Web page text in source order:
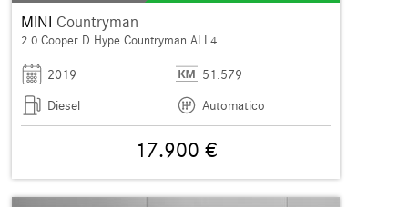
MINI Countryman
2.0 Cooper D Hype Countryman ALL4
2019
51.579
Diesel
Automatico
17.900 €